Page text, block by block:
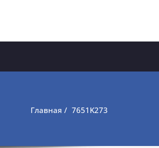
Главная 7651K273